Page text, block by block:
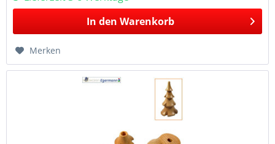
In den Warenkorb
Merken